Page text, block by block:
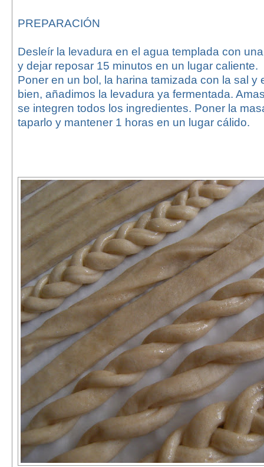
PREPARACIÓN
Desleír la levadura en el agua templada con
y dejar reposar 15 minutos en un lugar caliente.
Poner en un bol, la harina tamizada con la sal y
bien, añadimos la levadura ya fermentada.
se integren todos los ingredientes. Poner la
taparlo y mantener 1 horas en un lugar cálido.